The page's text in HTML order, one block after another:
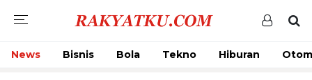
News Bisnis Bola Tekno Hiburan